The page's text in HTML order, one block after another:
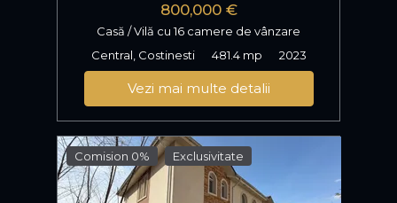
800,000 €
Casă / Vilă cu 16 camere de vânzare
Central, Costinesti
481.4 mp 2023
Vezi mai multe detalii
Comision 0% Exclusivitate